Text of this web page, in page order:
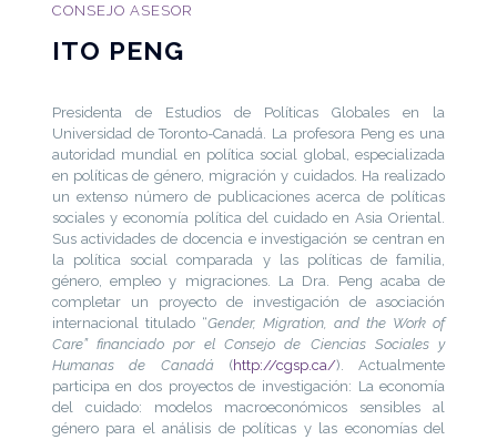
CONSEJO ASESOR
ITO PENG
Presidenta de Estudios de Políticas Globales en la
Universidad de Toronto-Canadá. La profesora Peng es una
autoridad mundial en política social global, especializada
en políticas de género, migración y cuidados. Ha realizado
un extenso número de publicaciones acerca de políticas
sociales y economía política del cuidado en Asia Oriental.
Sus actividades de docencia e investigación se centran en
la política social comparada y las políticas de familia,
género, empleo y migraciones. La Dra. Peng acaba de
completar un proyecto de investigación de asociación
internacional titulado “Gender, Migration, and the Work of
Care” financiado por el Consejo de Ciencias Sociales y
Humanas de Canadá (http://cgsp.ca/). Actualmente
participa en dos proyectos de investigación: La economía
del cuidado: modelos macroeconómicos sensibles al
género para el análisis de políticas y las economías del